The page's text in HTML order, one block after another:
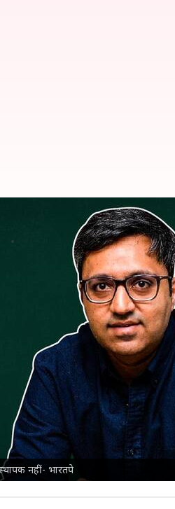
नहीं- भारतपे
अब कंपनी के
के एक दिन बाद कंपनी ने
कानूनी कदम उठाने की
पेश की- बोर्ड
1 मार्च को हुई भारतपेके
कि उनके खिलाफ जांच की रिपोर्ट